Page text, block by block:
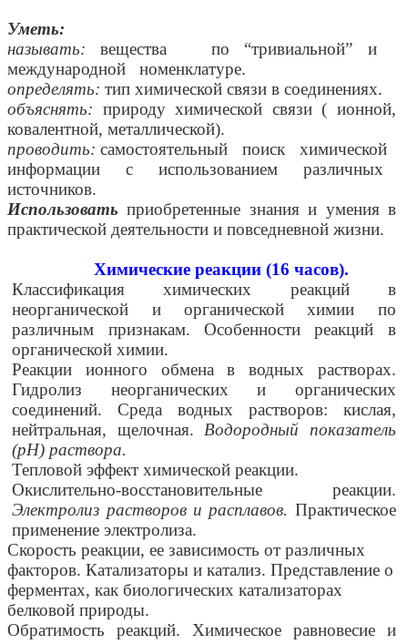
Уметь:
называть: вещества по “тривиальной” и
международной номенклатуре.
определять: тип химической связи в соединениях.
объяснять: природу химической связи ( ионной,
ковалентной, металлической).
проводить: самостоятельный поиск химической
информации с использованием различных
источников.
Использовать приобретенные знания и умения в
практической деятельности и повседневной жизни.
Химические реакции (16 часов).
Классификация химических реакций в
неорганической и органической химии по
различным признакам. Особенности реакций в
органической химии.
Реакции ионного обмена в водных растворах.
Гидролиз неорганических и органических
соединений. Среда водных растворов: кислая,
нейтральная, щелочная. Водородный показатель
(рН) раствора.
Тепловой эффект химической реакции.
Окислительно-восстановительные реакции.
Электролиз растворов и расплавов. Практическое
применение электролиза.
Скорость реакции, ее зависимость от различных
факторов. Катализаторы и катализ. Представление о
ферментах, как биологических катализаторах
белковой природы.
Обратимость реакций. Химическое равновесие и